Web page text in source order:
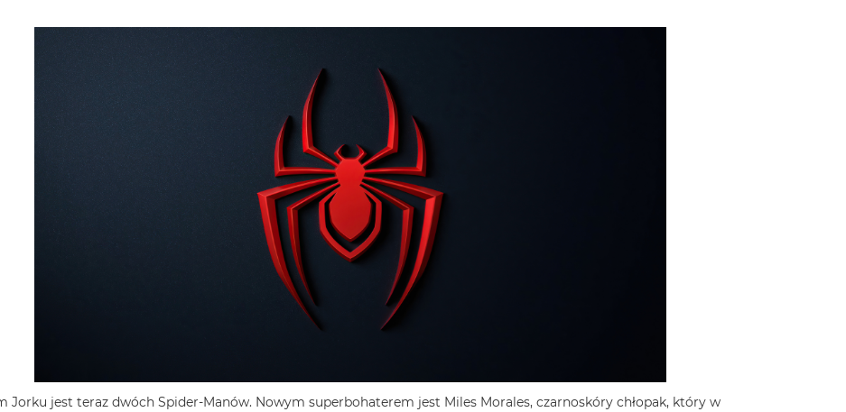
Jorku jest teraz dwóch Spider-Manów. Nowym superbohaterem jest Miles Morales, czarnoskóry chłopak, który w